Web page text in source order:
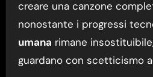
creare una canzone
nonostante i progressi
umana rimane
guardano con scetticismo